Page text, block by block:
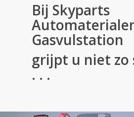
Bij Skyparts
Gasvulstation
grijpt u niet zo
. . .